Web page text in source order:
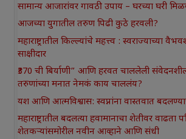
सामान्य आजारांवर गावठी उपाय – घरच्या घरी
आजच्या युगातील तरुण पिढी कुठे हरवली?
महाराष्ट्रातील किल्ल्यांचे महत्त्व : स्वराज्याच्या
साक्षीदार
₹370 ची बिर्याणी” आणि हरवत चाललेली
तरुणांच्या मनात नेमकं काय चाललंय?
यश आणि आत्मविश्वास: स्वप्नांना वास्तवात
महाराष्ट्रातील बदलत्या हवामानाचा शेतीवर वाढता
शेतकऱ्यांसमोरील नवीन आव्हाने आणि संधी